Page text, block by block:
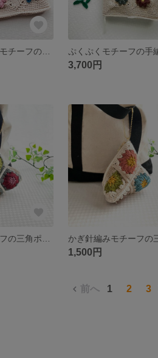
〖再販〗ぷくぷくモチーフの手編みブックカバー (文庫本サイズ)
3,700円
1,500円
前へ 1 2 3